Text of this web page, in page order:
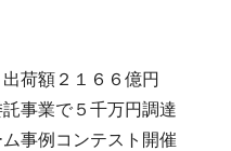
荷額２１６６億円
事業で５千万円調達
事例コンテスト開催